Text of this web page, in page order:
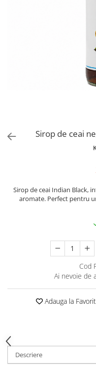
Sirop de ceai
Sirop de ceai Indian Black,
aromate. Perfect pentru
Cod
Ai nevoie de
Adauga la
Descriere